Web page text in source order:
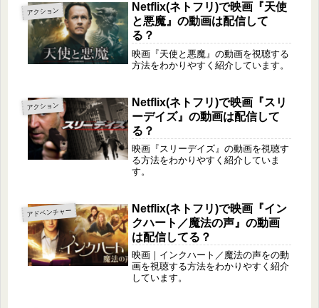
アクション
Netflix(ネトフリ)で映画『天使
と悪魔』の動画は配信して
る？
映画『天使と悪魔』の動画を視聴する
方法をわかりやすく紹介しています。
アクション
Netflix(ネトフリ)で映画『スリ
ーデイズ』の動画は配信して
る？
映画『スリーデイズ』の動画を視聴す
る方法をわかりやすく紹介していま
す。
アドベンチャー
Netflix(ネトフリ)で映画『イン
クハート／魔法の声』の動画
は配信してる？
映画｜インクハート／魔法の声をの動
画を視聴する方法をわかりやすく紹介
しています。